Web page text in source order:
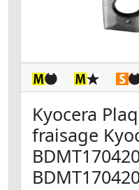
Kyocera
fraisage